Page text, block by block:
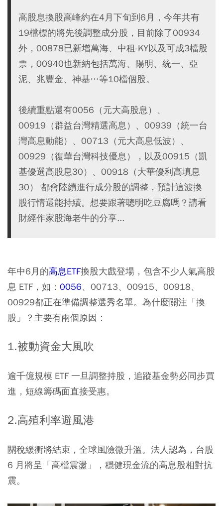
高股息換股高峰約在4月下旬到6月，今年共有
19檔標的將先後調整成分股，目前除了00934
外，00878已新增萬海、中租-KY以及可成3檔股
票，00940也新納包括萬海、陽明、統一、亞
泥、兆豐金、神基…等10檔個股。
後續重點還有0056（元大高股息）、
00919（群益台灣精選高息）、00939（統一台
灣高息動能）、00713（元大高息低波）、
00929（復華台灣科技優息），以及00915（凱
基優選高股息30）、00918（大華優利高填息
30） 都會陸續進行成分股的調整，預計這波換
股行情還能持續。想要跟著聰明吃豆腐嗎？請看
財經作家股海老牛的分享...
年中6月的高息ETF換股大戲登場，包含不少人氣高股
息 ETF，如： 0056、00713、00915、00918、
00929都正在準備調整選秀名單。為什麼關注「換
股」？主要有兩個原因：
1.被動資金大風吹
逾千億規模 ETF 一旦調整持股，追蹤基金勢必同步買
進，短線籌碼面直接受惠。
2.高殖利率避風港
關稅緩衝將結束，全球風險微升溫。法人認為，台股
6 月將呈「高檔震盪」，穩健現金流的高息股相對抗
震。